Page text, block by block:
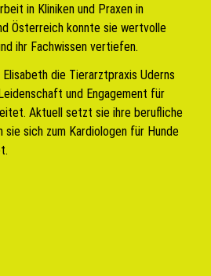
in Kliniken und Praxen in
Österreich konnte sie wertvolle
ihr Fachwissen vertiefen.
die Tierarztpraxis Uderns
und Engagement für
Aktuell setzt sie ihre berufliche
sie sich zum Kardiologen für Hunde